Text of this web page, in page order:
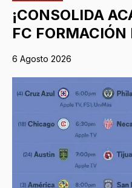
¡CONSOLIDA
FC FORMACIÓN
6 Agosto 2026